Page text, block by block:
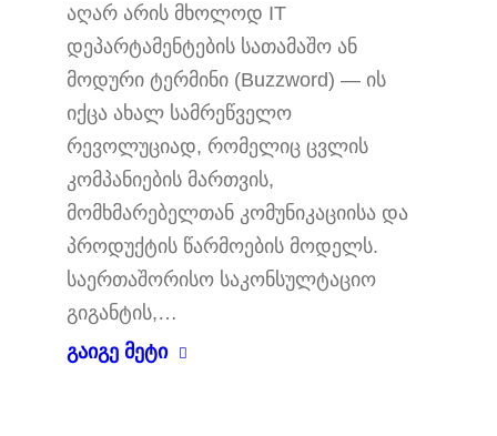
აღარ არის მხოლოდ IT
დეპარტამენტების სათამაშო ან
მოდური ტერმინი (Buzzword) — ის
იქცა ახალ სამრეწველო
რევოლუციად, რომელიც ცვლის
კომპანიების მართვის,
მომხმარებელთან კომუნიკაციისა და
პროდუქტის წარმოების მოდელს.
საერთაშორისო საკონსულტაციო
გიგანტის,…
გაიგე მეტი